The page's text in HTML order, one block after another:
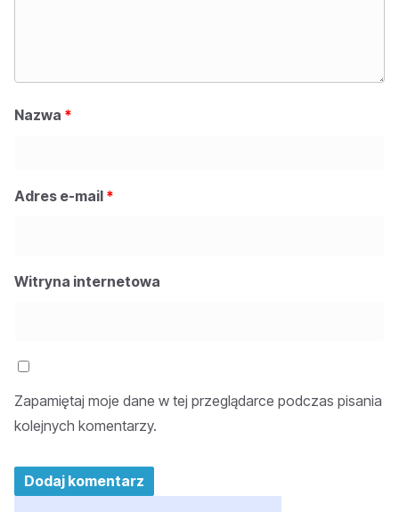
Nazwa *
Adres e-mail *
Witryna internetowa
Zapamiętaj moje dane w tej przeglądarce podczas pisania
kolejnych komentarzy.